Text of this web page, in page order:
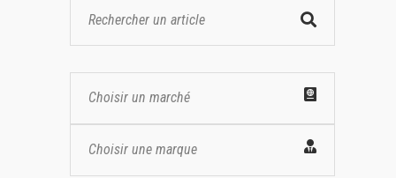
Choisir un marché
Choisir une marque